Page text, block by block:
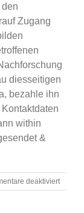
Zugang
diesseitigen
bezahle ihn
within
&
deaktiviertfür